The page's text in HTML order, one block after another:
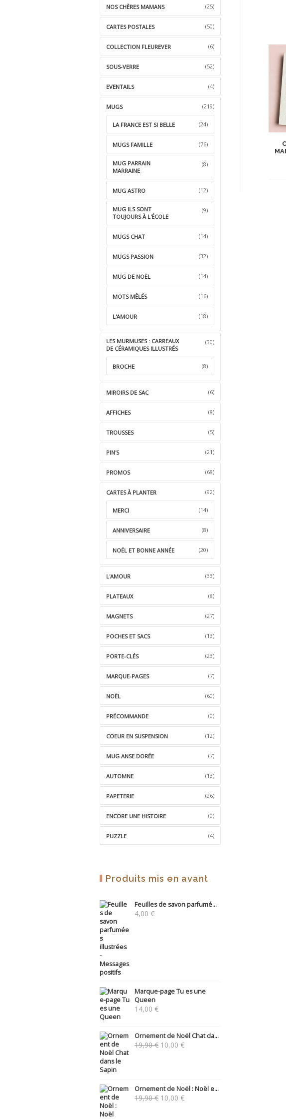
NOS CHÈRES MAMANS (25)
CARTES POSTALES (50)
COLLECTION FLEUREVER (6)
SOUS-VERRE (52)
EVENTAILS (4)
MUGS (219)
LA FRANCE EST SI BELLE (24)
MUGS FAMILLE (76)
MUG PARRAIN
MARRAINE
(8)
MUG ASTRO (12)
MUG ILS SONT
TOUJOURS À L'ÉCOLE
(9)
MUGS CHAT (14)
MUGS PASSION (32)
MUG DE NOËL (14)
MOTS MÊLÉS (16)
L'AMOUR (18)
LES MURMUSES : CARREAUX
DE CÉRAMIQUES ILLUSTRÉS
(30)
BROCHE (8)
MIROIRS DE SAC (6)
AFFICHES (8)
TROUSSES (5)
PIN'S (21)
PROMOS (68)
CARTES À PLANTER (92)
MERCI (14)
ANNIVERSAIRE (8)
NOËL ET BONNE ANNÉE (20)
L'AMOUR (33)
PLATEAUX (8)
MAGNETS (27)
POCHES ET SACS (13)
PORTE-CLÉS (23)
MARQUE-PAGES (7)
NOËL (60)
PRÉCOMMANDE (0)
COEUR EN SUSPENSION (12)
MUG ANSE DORÉE (7)
AUTOMNE (13)
PAPETERIE (26)
ENCORE UNE HISTOIRE (0)
PUZZLE (4)
Produits mis en avant
Feuilles de savon parfumé...
4,00 €
Marque-page Tu es une
Queen
14,00 €
Ornement de Noël Chat da...
19,90€ Le
10,00 €Le
Ornement de Noël : Noël e...
19,90€ Le
10,00 €Le